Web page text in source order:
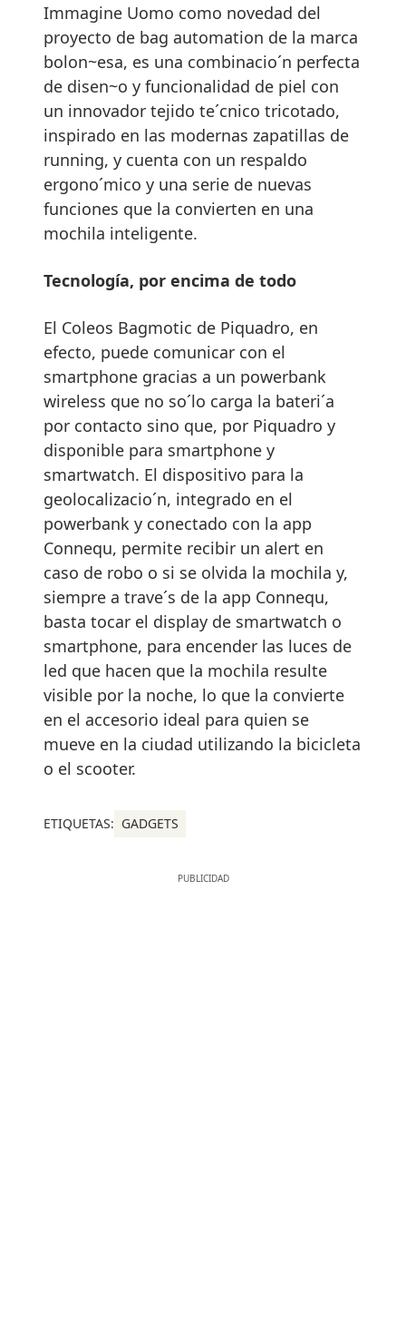
Immagine Uomo como novedad del
proyecto de bag automation de la marca
bolon~esa, es una combinacio´n perfecta
de disen~o y funcionalidad de piel con
un innovador tejido te´cnico tricotado,
inspirado en las modernas zapatillas de
running, y cuenta con un respaldo
ergono´mico y una serie de nuevas
funciones que la convierten en una
mochila inteligente.
Tecnología, por encima de todo
El Coleos Bagmotic de Piquadro, en
efecto, puede comunicar con el
smartphone gracias a un powerbank
wireless que no so´lo carga la bateri´a
por contacto sino que, por Piquadro y
disponible para smartphone y
smartwatch. El dispositivo para la
geolocalizacio´n, integrado en el
powerbank y conectado con la app
Connequ, permite recibir un alert en
caso de robo o si se olvida la mochila y,
siempre a trave´s de la app Connequ,
basta tocar el display de smartwatch o
smartphone, para encender las luces de
led que hacen que la mochila resulte
visible por la noche, lo que la convierte
en el accesorio ideal para quien se
mueve en la ciudad utilizando la bicicleta
o el scooter.
ETIQUETAS: GADGETS